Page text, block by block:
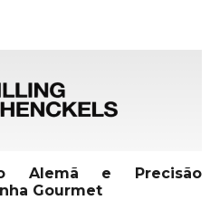
Alemã e Precisão
Gourmet